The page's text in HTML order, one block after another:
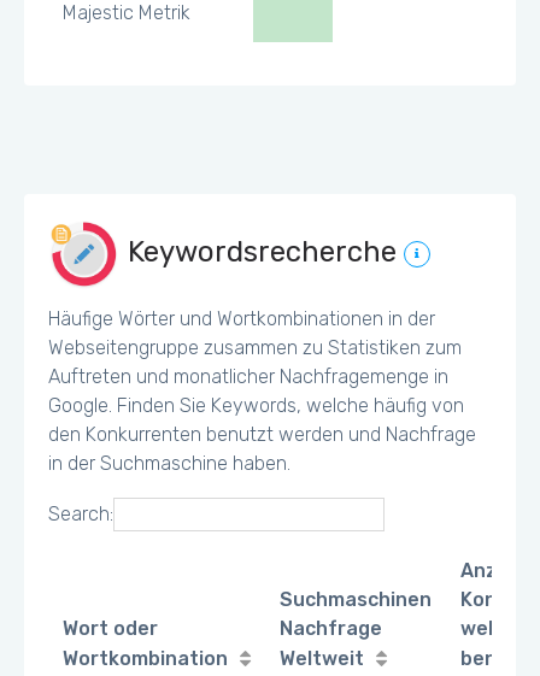
Majestic Metrik
Keywordsrecherche
Häufige Wörter und Wortkombinationen in der
Webseitengruppe zusammen zu Statistiken zum
Auftreten und monatlicher Nachfragemenge in
Google. Finden Sie Keywords, welche häufig von
den Konkurrenten benutzt werden und Nachfrage
in der Suchmaschine haben.
Search:
Wort oder
Wortkombination
Suchmaschinen
Nachfrage
Weltweit
Anzahl
welche